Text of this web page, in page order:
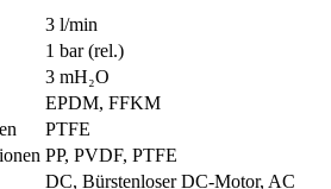
3 l/min
1 bar (rel.)
3 mH₂O
EPDM, FFKM
PTFE
PP, PVDF, PTFE
DC, Bürstenloser DC-Motor, AC